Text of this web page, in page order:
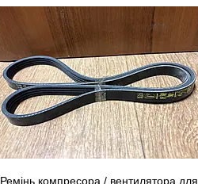
Ремінь компресора / вентилятора для